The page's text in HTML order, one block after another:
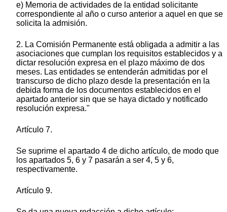
e) Memoria de actividades de la entidad solicitante
correspondiente al año o curso anterior a aquel en que se
solicita la admisión.
2. La Comisión Permanente está obligada a admitir a las
asociaciones que cumplan los requisitos establecidos y a
dictar resolución expresa en el plazo máximo de dos
meses. Las entidades se entenderán admitidas por el
transcurso de dicho plazo desde la presentación en la
debida forma de los documentos establecidos en el
apartado anterior sin que se haya dictado y notificado
resolución expresa."
Artículo 7.
Se suprime el apartado 4 de dicho artículo, de modo que
los apartados 5, 6 y 7 pasarán a ser 4, 5 y 6,
respectivamente.
Artículo 9.